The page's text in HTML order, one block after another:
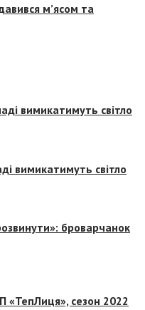
м’ясом та
вимикатимуть світло
вимикатимуть світло
броварчанок
«ТепЛиця», сезон 2022